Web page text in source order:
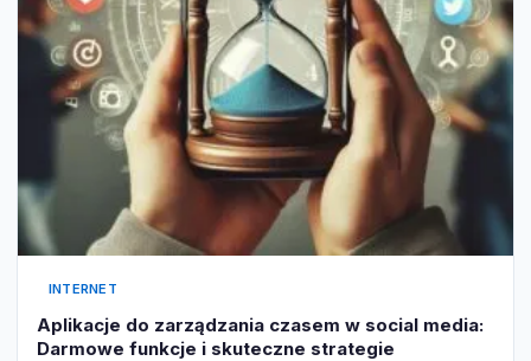
INTERNET
Aplikacje do zarządzania czasem w social media:
Darmowe funkcje i skuteczne strategie